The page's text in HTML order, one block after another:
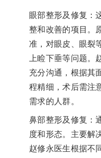
眼部整形及修复：
整和改善的项目。
准，对眼皮、眼裂
上睑下垂等问题。
充分沟通，根据其
程精细，术后需注
需求的人群。
鼻部整形及修复：
度和形态。主要解
赵修永医生根据不